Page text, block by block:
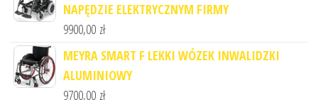
NAPĘDZIE ELEKTRYCZNYM FIRMY
9900,00 zł
MEYRA SMART F LEKKI WÓZEK INWALIDZKI
ALUMINIOWY
9700,00 zł